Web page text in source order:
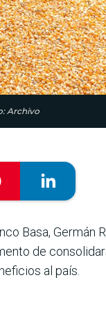
Archivo
Basa, Germán
de
al país.